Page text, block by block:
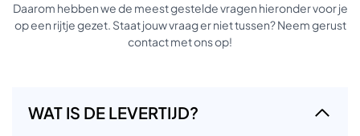
Daarom hebben we de meest gestelde vragen hieronder voor je
op een rijtje gezet. Staat jouw vraag er niet tussen? Neem gerust
contact met ons op!
WAT IS DE LEVERTIJD?